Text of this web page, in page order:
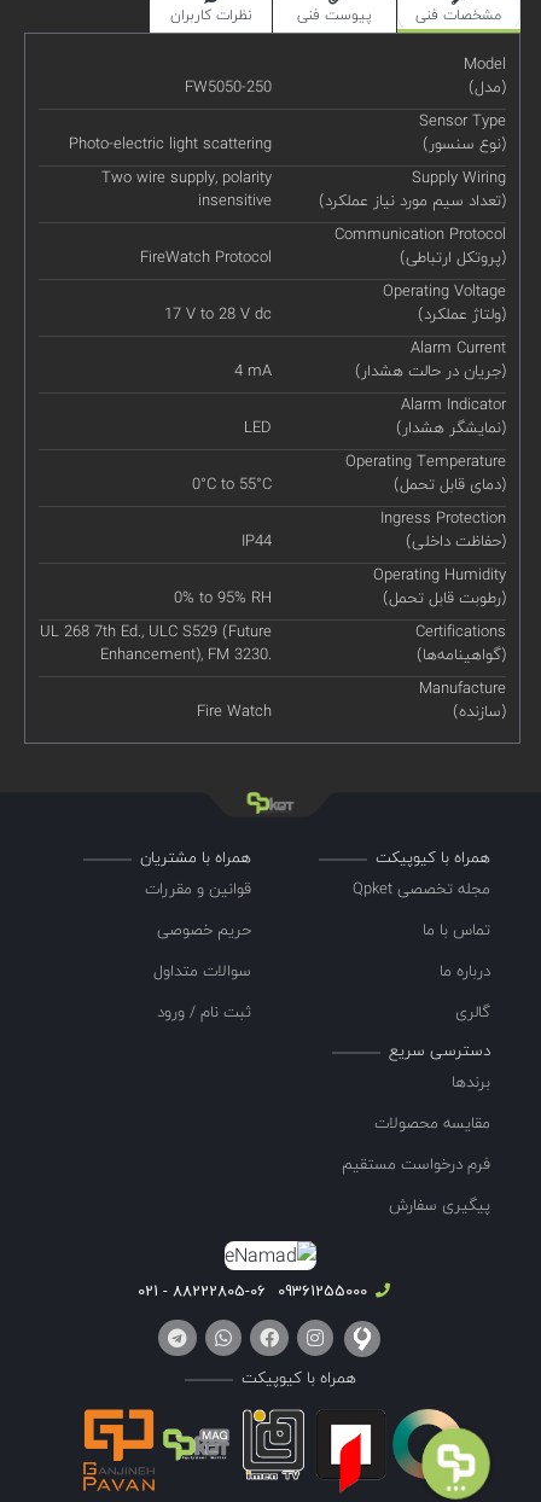
مشخصات فنی پیوست فنی نظرات کاربران
Model
(مدل)
FW5050-250
Sensor Type
(نوع سنسور)
Photo-electric light scattering
Supply Wiring
(تعداد سیم مورد نیاز عملکرد)
Two wire supply, polarity
insensitive
Communication Protocol
(پروتکل ارتباطی)
FireWatch Protocol
Operating Voltage
(ولتاژ عملکرد)
17 V to 28 V dc
Alarm Current
(جریان در حالت هشدار)
4 mA
Alarm Indicator
(نمایشگر هشدار)
LED
Operating Temperature
(دمای قابل تحمل)
0°C to 55°C
Ingress Protection
(حفاظت داخلی)
IP44
Operating Humidity
(رطوبت قابل تحمل)
0% to 95% RH
Certifications
(گواهینامه‌ها)
UL 268 7th Ed., ULC S529 (Future
Enhancement), FM 3230.
Manufacture
(سازنده)
Fire Watch
همراه با کیوپیکت
مجله تخصصی Qpket
تماس با ما
درباره ما
گالری
همراه با مشتریان
قوانین و مقررات
حریم خصوصی
سوالات متداول
ثبت نام / ورود
دسترسی سریع
برندها
مقایسه محصولات
فرم درخواست مستقیم
پیگیری سفارش
09361255000
88222805-06 - 021
همراه با کیوپیکت